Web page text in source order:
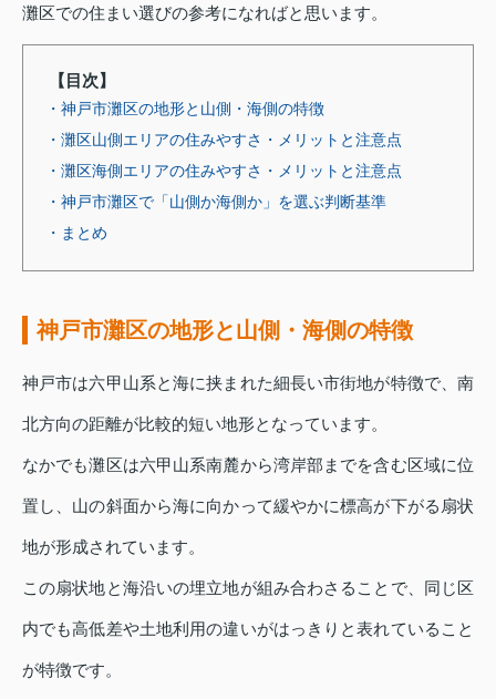
灘区での住まい選びの参考になればと思います。
【目次】
・神戸市灘区の地形と山側・海側の特徴
・灘区山側エリアの住みやすさ・メリットと注意点
・灘区海側エリアの住みやすさ・メリットと注意点
・神戸市灘区で「山側か海側か」を選ぶ判断基準
・まとめ
神戸市灘区の地形と山側・海側の特徴
神戸市は六甲山系と海に挟まれた細長い市街地が特徴で、南
北方向の距離が比較的短い地形となっています。
なかでも灘区は六甲山系南麓から湾岸部までを含む区域に位
置し、山の斜面から海に向かって緩やかに標高が下がる扇状
地が形成されています。
この扇状地と海沿いの埋立地が組み合わさることで、同じ区
内でも高低差や土地利用の違いがはっきりと表れていること
が特徴です。